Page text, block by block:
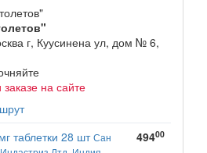
г, Куусинена ул, дом № 6,
на сайте
таблетки 28 штСан
49400